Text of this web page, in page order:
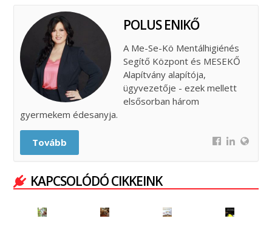
POLUS ENIKŐ
A Me-Se-Kö Mentálhigiénés
Segítő Központ és MESEKŐ
Alapítvány alapítója,
ügyvezetője - ezek mellett
elsősorban három
gyermekem édesanyja.
Tovább
KAPCSOLÓDÓ CIKKEINK